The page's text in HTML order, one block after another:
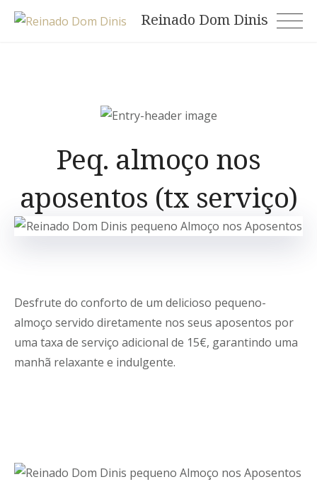
Skip
Reinado Dom Dinis
Peq. almoço nos
aposentos (tx serviço)
Desfrute do conforto de um delicioso pequeno-
almoço servido diretamente nos seus aposentos por
uma taxa de serviço adicional de 15€, garantindo uma
manhã relaxante e indulgente.